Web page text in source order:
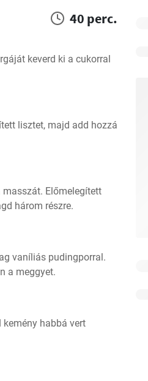
40 perc.
keverd ki a cukorral
lisztet, majd add hozzá
Előmelegített
három részre.
vaníliás pudingporral.
a meggyet.
habbá vert